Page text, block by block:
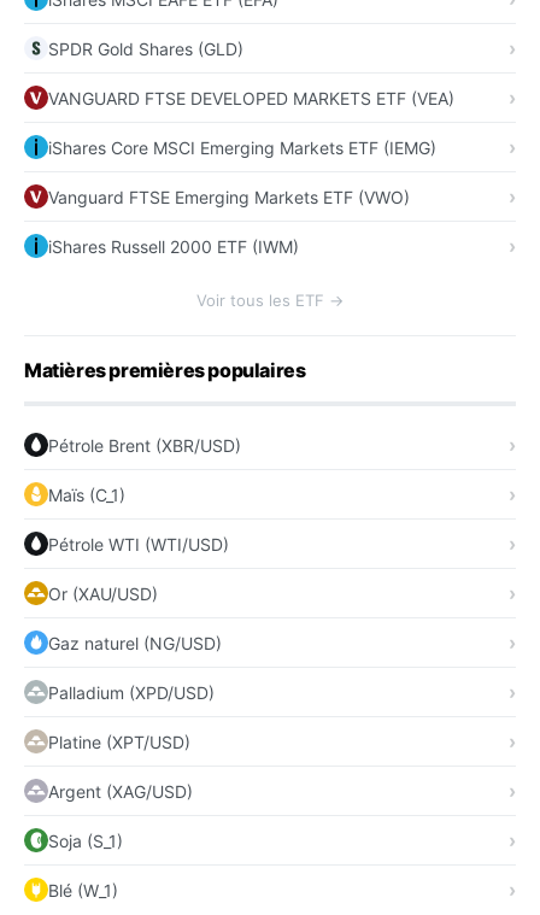
SPDR Gold Shares (GLD)
VANGUARD FTSE DEVELOPED MARKETS ETF (VEA)
iShares Core MSCI Emerging Markets ETF (IEMG)
Vanguard FTSE Emerging Markets ETF (VWO)
iShares Russell 2000 ETF (IWM)
Voir tous les ETF →
Matières premières populaires
Pétrole Brent (XBR/USD)
Maïs (C_1)
Pétrole WTI (WTI/USD)
Or (XAU/USD)
Gaz naturel (NG/USD)
Palladium (XPD/USD)
Platine (XPT/USD)
Argent (XAG/USD)
Soja (S_1)
Blé (W_1)